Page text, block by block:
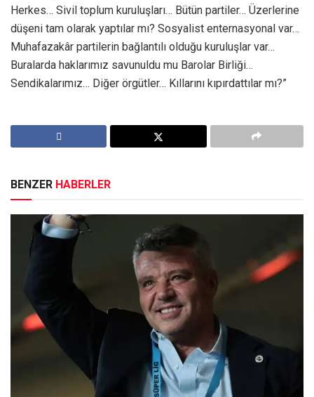
Herkes… Sivil toplum kuruluşları… Bütün partiler… Üzerlerine
düşeni tam olarak yaptılar mı? Sosyalist enternasyonal var…
Muhafazakâr partilerin bağlantılı olduğu kuruluşlar var…
Buralarda haklarımız savunuldu mu Barolar Birliği…
Sendikalarımız… Diğer örgütler… Kıllarını kıpırdattılar mı?”
BENZER HABERLER